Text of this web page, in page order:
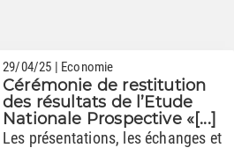
29/04/25 | Economie
Cérémonie de restitution
des résultats de l’Etude
Nationale Prospective «[...]
Les présentations, les échanges et